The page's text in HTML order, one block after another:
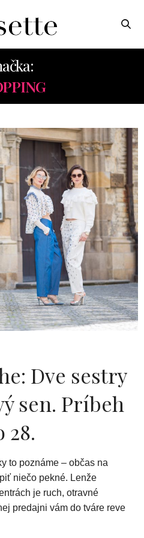
Dve sestry
sen. Príbeh
28.
to poznáme – občas na
niečo pekné. Lenže
je ruch, otravné
predajni vám do tváre reve